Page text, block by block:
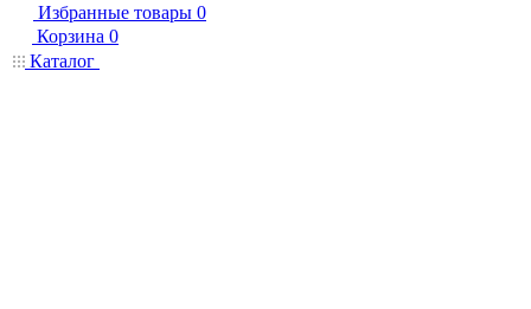
Избранные товары 0
Корзина 0
Каталог